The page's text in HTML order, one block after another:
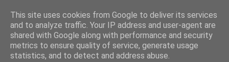
This site uses cookies from Google to deliver its services
and to analyze traffic. Your IP address and user-agent are
shared with Google along with performance and security
metrics to ensure quality of service, generate usage
statistics, and to detect and address abuse.